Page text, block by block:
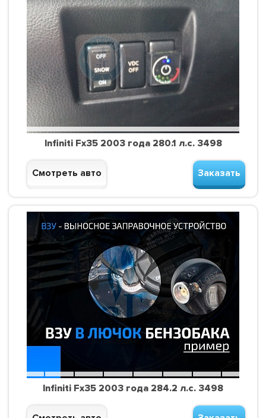
Infiniti Fx35 2003 года 280.1 л.с. 3498
Смотреть авто Заказать
Infiniti Fx35 2003 года 284.2 л.с. 3498